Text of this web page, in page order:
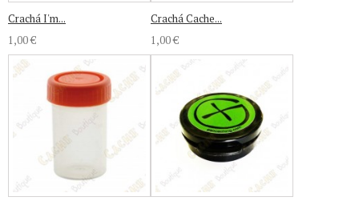
Crachá I'm...
1,00 €
Crachá Cache...
1,00 €